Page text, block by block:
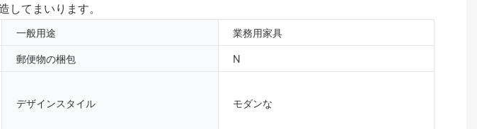
てまいります。
一般用途 業務用家具
郵便物の梱包 N
デザインスタイル モダンな